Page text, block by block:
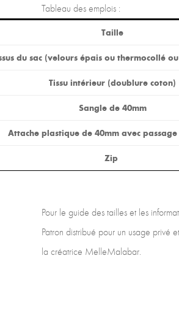
Tableau des emplois :
Taille
du sac (velours épais ou thermocollé
Tissu intérieur (doublure coton)
Sangle de 40mm
Attache plastique de 40mm avec
Zip
Pour le guide des tailles et les
Patron distribué pour un usage privé
la créatrice MelleMalabar.